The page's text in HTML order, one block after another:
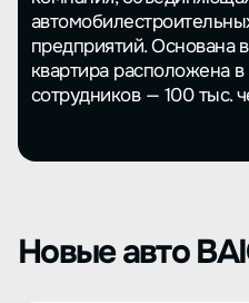
предприятий. Основана
квартира расположена
сотрудников — 100 тыс.
Новые авто